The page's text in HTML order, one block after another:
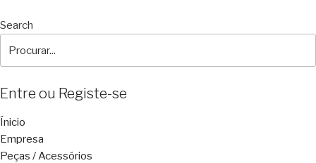
Search
Entre ou Registe-se
Ínicio
Empresa
Peças / Acessórios